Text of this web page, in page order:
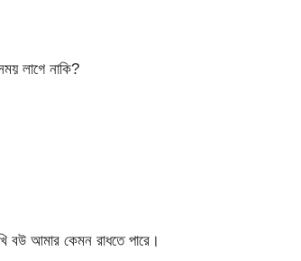
লাগে নাকি?
বউ আমার কেমন রাধতে পারে।